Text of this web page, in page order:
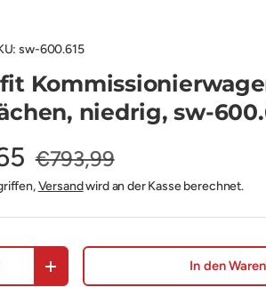
sw-600.615
niedrig, sw-
€793,99
Versandwird an der Kasse berechnet.
Menge erhöhen In den